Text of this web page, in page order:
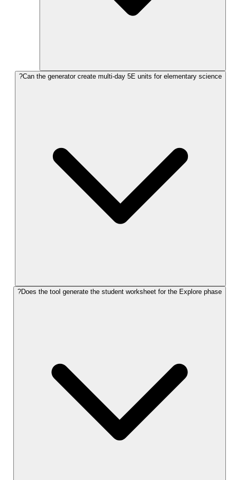
Can the generator create multi-day 5E units for elementary science?
Does the tool generate the student worksheet for the Explore phase?